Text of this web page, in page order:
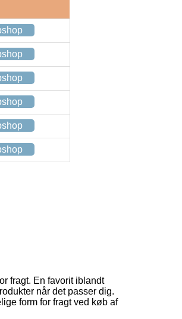
fragt. En favorit iblandt
når det passer dig.
form for fragt ved køb af